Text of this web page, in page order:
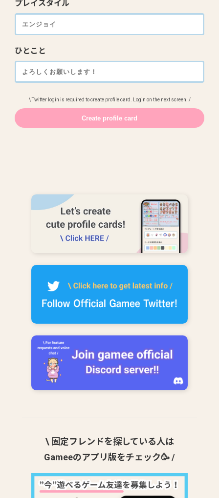
プレイスタイル
ひとこと
\ Twitter login is required to create profile card. Login on the next screen. /
\ 固定フレンドを探している人は
Gameeのアプリ版をチェック🥳 /